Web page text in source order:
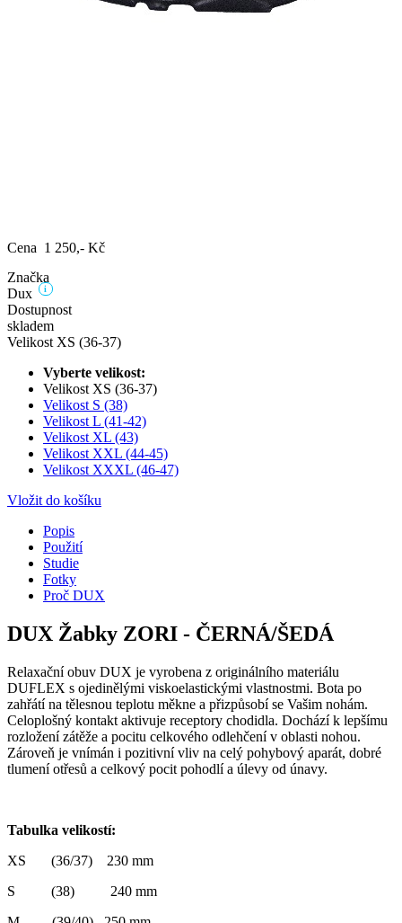
Cena 1 250,- Kč
Značka
Dux
i
Dostupnost
skladem
Velikost XS (36-37)
Vyberte velikost:
Velikost XS (36-37)
Velikost S (38)
Velikost L (41-42)
Velikost XL (43)
Velikost XXL (44-45)
Velikost XXXL (46-47)
Vložit do košíku
Popis
Použití
Studie
Fotky
Proč DUX
DUX Žabky ZORI - ČERNÁ/ŠEDÁ
Relaxační obuv DUX je vyrobena z originálního materiálu
DUFLEX s ojedinělými viskoelastickými vlastnostmi. Bota po
zahřátí na tělesnou teplotu měkne a přizpůsobí se Vašim nohám.
Celoplošný kontakt aktivuje receptory chodidla. Dochází k lepšímu
rozložení zátěže a pocitu celkového odlehčení v oblasti nohou.
Zároveň je vnímán i pozitivní vliv na celý pohybový aparát, dobré
tlumení otřesů a celkový pocit pohodlí a úlevy od únavy.
Tabulka velikostí:
XS (36/37) 230 mm
S (38) 240 mm